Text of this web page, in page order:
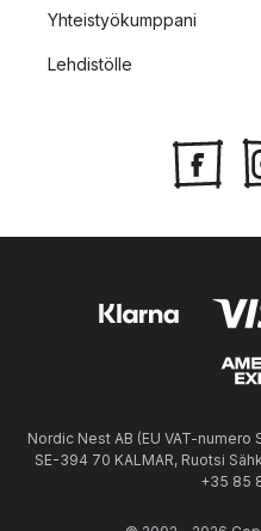
Yhteistyökumppani
Lehdistölle
Nordic Nest AB (EU VAT-
SE-394 70 KALMAR, Ruotsi
+35 85